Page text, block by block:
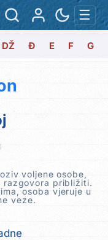
☰
DŽ Đ E F G
voljene osobe,
razgovora približiti.
osoba vjeruje u
veze.